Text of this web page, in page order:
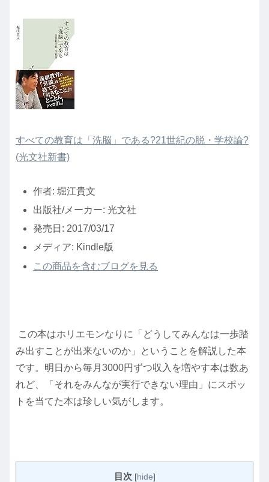
すべての教育は「洗脳」である?21世紀の脱・学校論?
(光文社新書)
作者: 堀江貴文
出版社/メーカー: 光文社
発売日: 2017/03/17
メディア: Kindle版
この商品を含むブログを見る
この本はホリエモンなりに「どうしてみんなは一歩踏
み出すことが出来ないのか」ということを解説した本
です。明日から毎月3000円ずつ収入を増やす本は数あ
れど、「それをみんなが実行できない理由」にスポッ
トを当てた本は珍しい気がします。
目次 [hide]